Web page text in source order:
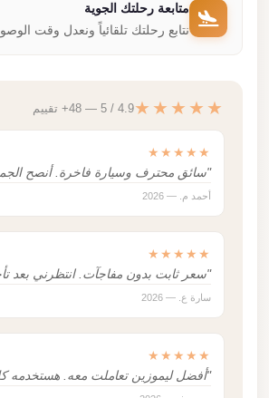
متابعة رحلتك الجوية
نتابع رحلتك تلقائياً ونعدل وقت
★★★★★4.9 / 5 — 48+ تقييم
★★★★★
"سائق محترف وسيارة فاخرة. أنصح
أحمد م. — 2026
★★★★★
"سعر ثابت بدون مفاجآت. انتظرني بعد
سارة ع. — 2026
★★★★★
"أفضل ليموزين تعاملت معه. هستخدمه